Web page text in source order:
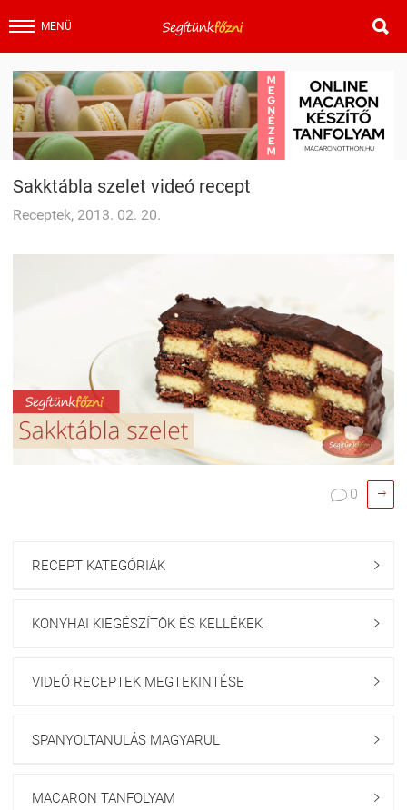
MENÜ 
Sakktábla szelet videó recept
Receptek, 2013. 02. 20.
 0 
RECEPT KATEGÓRIÁK 
KONYHAI KIEGÉSZÍTŐK ÉS KELLÉKEK 
VIDEÓ RECEPTEK MEGTEKINTÉSE 
SPANYOLTANULÁS MAGYARUL 
MACARON TANFOLYAM 